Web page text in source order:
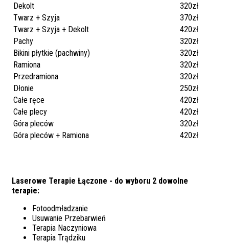
Dekolt
320zł
Twarz + Szyja
370zł
Twarz + Szyja + Dekolt
420zł
Pachy
320zł
Bikini płytkie (pachwiny)
320zł
Ramiona
320zł
Przedramiona
320zł
Dłonie
250zł
Całe ręce
420zł
Całe plecy
420zł
Góra pleców
320zł
Góra pleców + Ramiona
420zł
Laserowe Terapie Łączone - do wyboru 2 dowolne
terapie:
Fotoodmładzanie
Usuwanie Przebarwień
Terapia Naczyniowa
Terapia Trądziku